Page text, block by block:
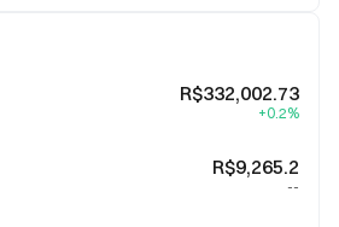
R$332,002.73
+0.2%
R$9,265.2
--